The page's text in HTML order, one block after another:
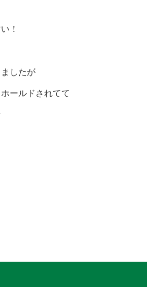
！
したが
ールドされてて